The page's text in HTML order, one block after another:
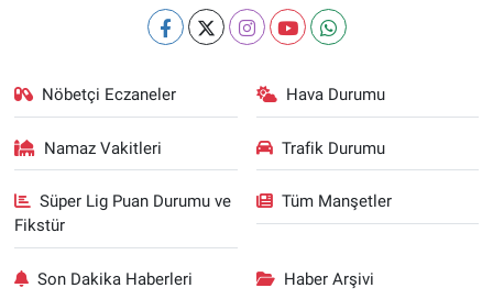
Nöbetçi Eczaneler Hava Durumu
Namaz Vakitleri Trafik Durumu
Süper Lig Puan Durumu ve
Fikstür
Tüm Manşetler
Son Dakika Haberleri Haber Arşivi